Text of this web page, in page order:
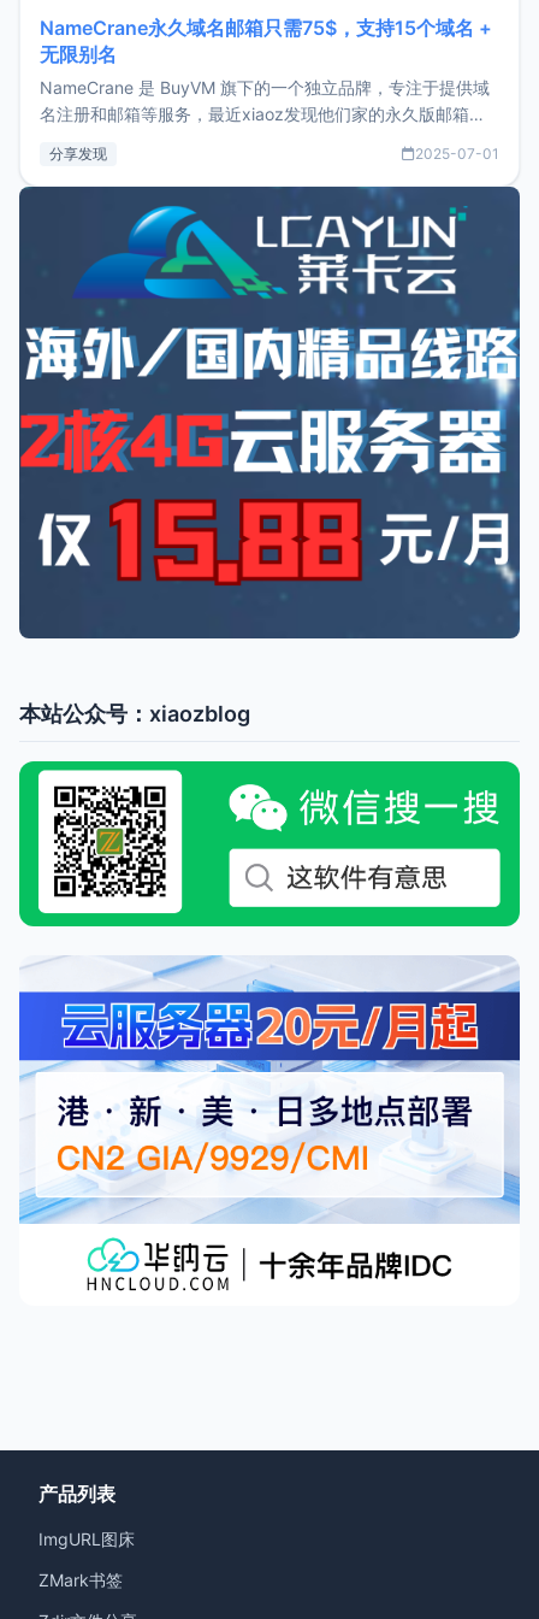
NameCrane永久域名邮箱只需75$，支持15个域名 +
无限别名
NameCrane 是 BuyVM 旗下的一个独立品牌，专注于提供域
名注册和邮箱等服务，最近xiaoz发现他们家的永久版邮箱服
又实惠的域名邮箱，不妨尝试一下 NameCrane。注册
NameCraneNameCrane不支持直接注册，必须要购买
分享发现 2025-07-01
本站公众号：xiaozblog
产品列表
ImgURL图床
ZMark书签